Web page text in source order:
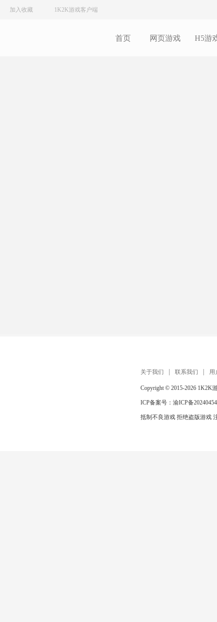
加入收藏 1K2K游戏客户端
首页 网页游戏 H5游
关于我们 联系我们 用
Copyright © 2015-2026 1K2K
ICP备案号： 渝ICP备
抵制不良游戏 拒绝盗版游戏